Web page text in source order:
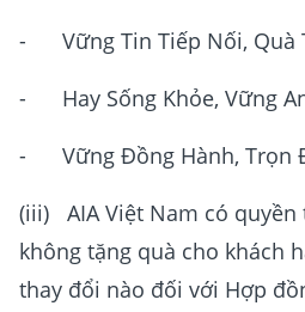
- Vững Tin Tiếp Nối, Quà
- Hay Sống Khỏe, Vững
- Vững Đồng Hành, Trọn
(iii) AIA Việt Nam có quyền
không tặng quà cho khách
thay đổi nào đối với Hợp